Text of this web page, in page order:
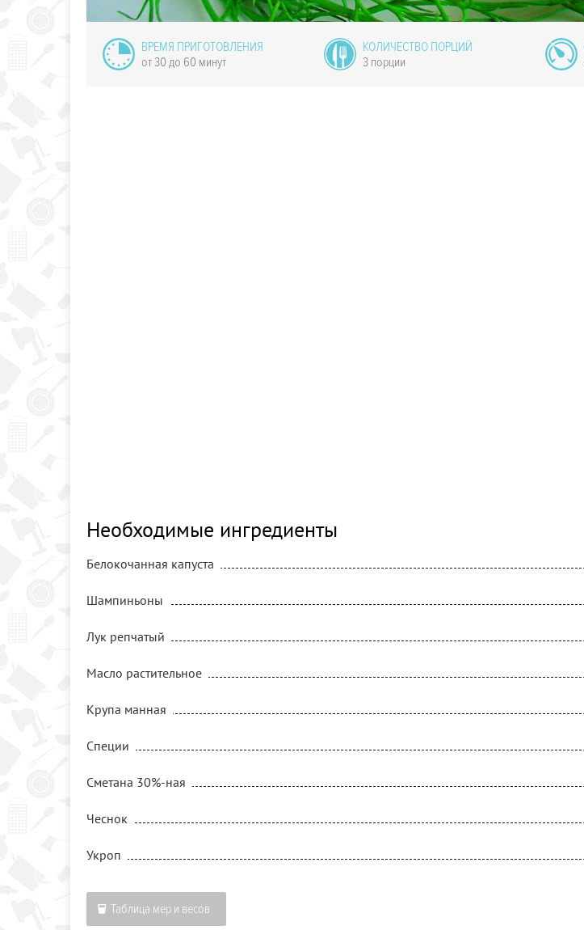
ВРЕМЯ ПРИГОТОВЛЕНИЯ
от 30 до 60 минут
КОЛИЧЕСТВО ПОРЦИЙ
3 порции
Необходимые ингредиенты
Белокочанная капуста
Шампиньоны
Лук репчатый
Масло растительное
Крупа манная
Специи
Сметана 30%-ная
Чеснок
Укроп
Таблица мер и весов